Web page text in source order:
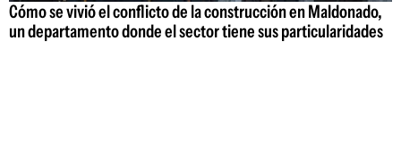
Cómo se vivió el conflicto de la construcción en Maldonado,
un departamento donde el sector tiene sus particularidades